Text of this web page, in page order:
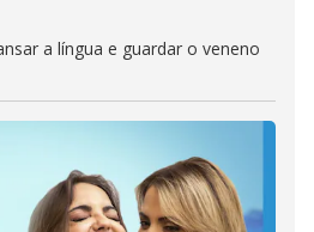
a língua e guardar o veneno